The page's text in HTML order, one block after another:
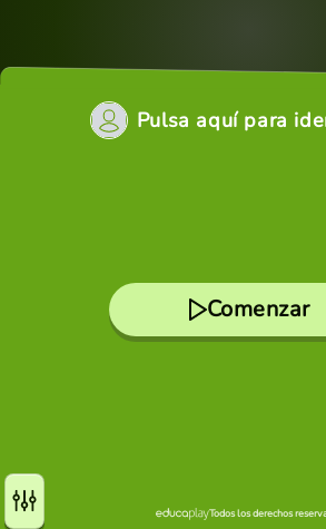
Pulsa aquí para
Comenzar
Todos los derechos